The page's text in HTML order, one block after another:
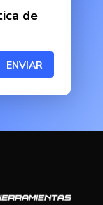
de
ENVIAR